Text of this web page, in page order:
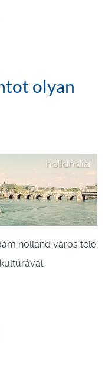
olyan
holland város tele